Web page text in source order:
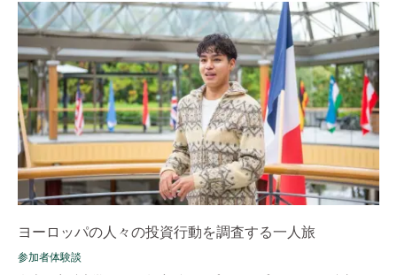
ヨーロッパの人々の投資行動を調査する一人旅
参加者体験談